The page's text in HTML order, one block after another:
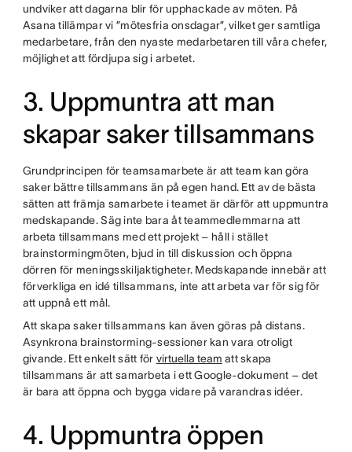
undviker att dagarna blir för upphackade av möten. På
Asana tillämpar vi ”mötesfria onsdagar”, vilket ger samtliga
medarbetare, från den nyaste medarbetaren till våra chefer,
möjlighet att fördjupa sig i arbetet.
3. Uppmuntra att man
skapar saker tillsammans
Grundprincipen för teamsamarbete är att team kan göra
saker bättre tillsammans än på egen hand. Ett av de bästa
sätten att främja samarbete i teamet är därför att uppmuntra
medskapande. Säg inte bara åt teammedlemmarna att
arbeta tillsammans med ett projekt – håll i stället
brainstormingmöten, bjud in till diskussion och öppna
dörren för meningsskiljaktigheter. Medskapande innebär att
förverkliga en idé tillsammans, inte att arbeta var för sig för
att uppnå ett mål.
Att skapa saker tillsammans kan även göras på distans.
Asynkrona brainstorming-sessioner kan vara otroligt
givande. Ett enkelt sätt för virtuella team att skapa
tillsammans är att samarbeta i ett Google-dokument – det
är bara att öppna och bygga vidare på varandras idéer.
4. Uppmuntra öppen